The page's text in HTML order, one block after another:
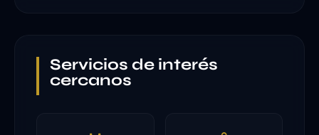
Servicios de interés
cercanos